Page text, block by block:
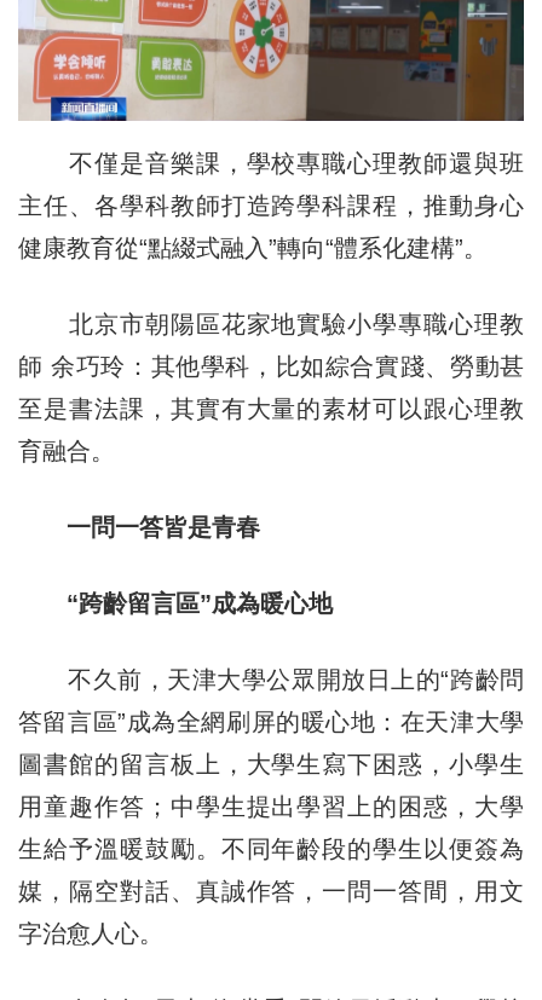
不僅是音樂課，學校專職心理教師還與班
主任、各學科教師打造跨學科課程，推動身心
健康教育從“點綴式融入”轉向“體系化建構”。
北京市朝陽區花家地實驗小學專職心理教
師 余巧玲：其他學科，比如綜合實踐、勞動甚
至是書法課，其實有大量的素材可以跟心理教
育融合。
一問一答皆是青春
“跨齡留言區”成為暖心地
不久前，天津大學公眾開放日上的“跨齡問
答留言區”成為全網刷屏的暖心地：在天津大學
圖書館的留言板上，大學生寫下困惑，小學生
用童趣作答；中學生提出學習上的困惑，大學
生給予溫暖鼓勵。不同年齡段的學生以便簽為
媒，隔空對話、真誠作答，一問一答間，用文
字治愈人心。